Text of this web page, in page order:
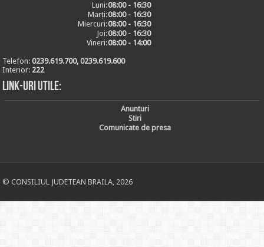
Luni:08:00 - 16:30
Marți:08:00 - 16:30
Miercuri:08:00 - 16:30
Joi:08:00 - 16:30
Vineri:08:00 - 14:00
Telefon:0239.619.700, 0239.619.600
Interior: 222
Link-uri utile:
Anunturi
Stiri
Comunicate de presa
© CONSILIUL JUDETEAN BRAILA, 2026